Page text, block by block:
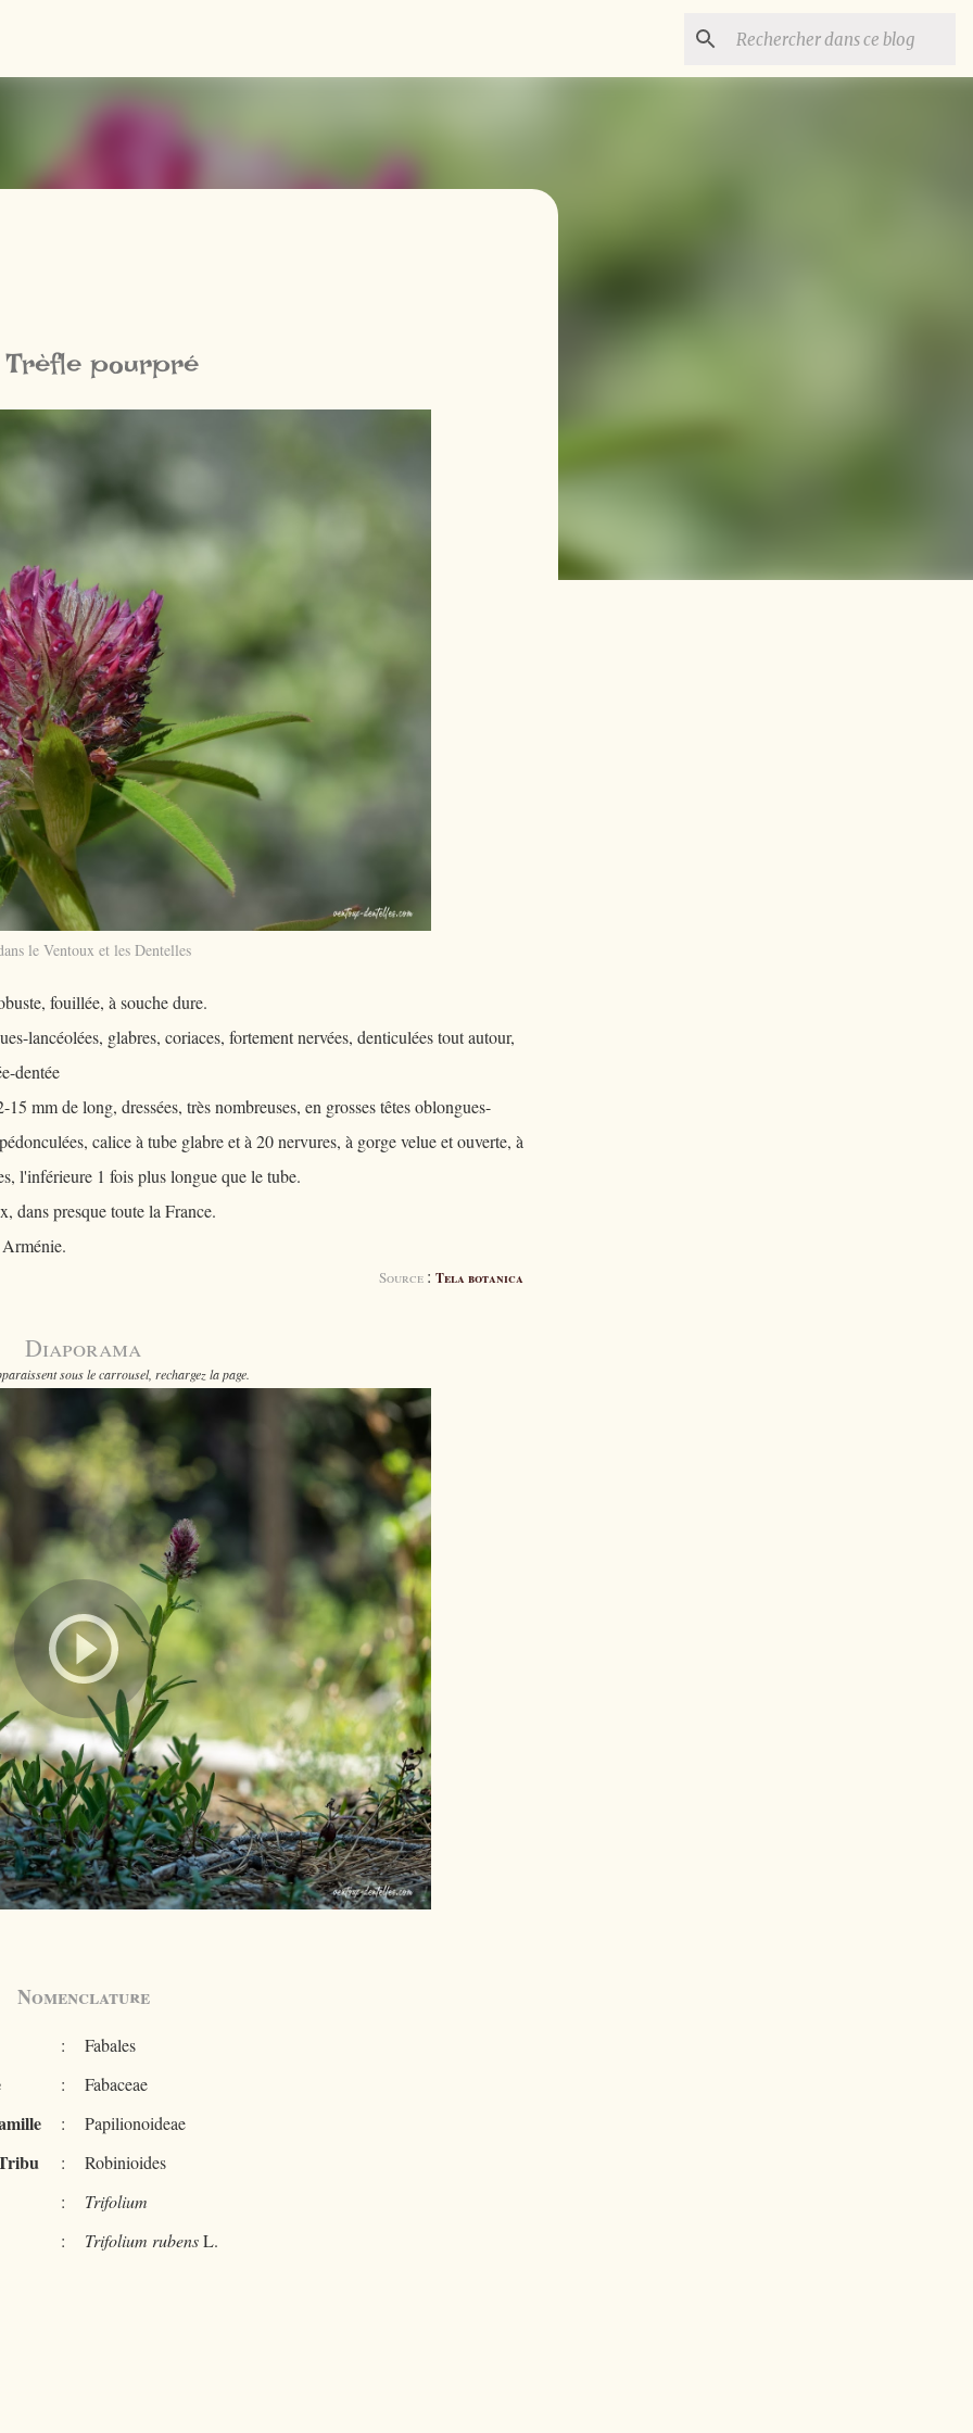
Trèfle pourpré
le Ventoux et les Dentelles
fouillée, à souche dure.
lancéolées, glabres, coriaces, fortement nervées, denticulées tout autour,
dentée
mm de long, dressées, très nombreuses, en grosses têtes oblongues-
calice à tube glabre et à 20 nervures, à gorge velue et ouverte, à
l'inférieure 1 fois plus longue que le tube.
dans presque toute la France.
Source : Tela botanica
Diaporama
sous le carrousel, rechargez la page.
Nomenclature
: Fabales
: Fabaceae
: Papilionoideae
:
Robinioides
:
Trifolium
:
Trifolium rubensL.